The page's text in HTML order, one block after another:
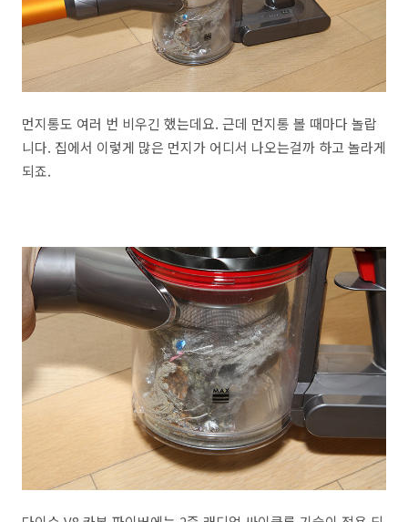
먼지통도 여러 번 비우긴 했는데요. 근데 먼지통 볼 때마다 놀랍
니다. 집에서 이렇게 많은 먼지가 어디서 나오는걸까 하고 놀라게
되죠.